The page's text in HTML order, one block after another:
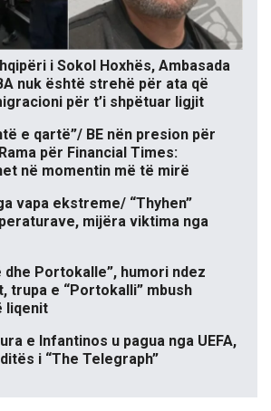
i Sokol Hoxhës, Ambasada
nuk është strehë për ata që
për t’i shpëtuar ligjit
e qartë”/ BE nën presion për
për Financial Times:
në momentin më të mirë
vapa ekstreme/ “Thyhen”
mijëra viktima nga
dhe Portokalle”, humori ndez
trupa e “Portokalli” mbush
liqenit
e Infantinos u pagua nga UEFA,
i “The Telegraph”